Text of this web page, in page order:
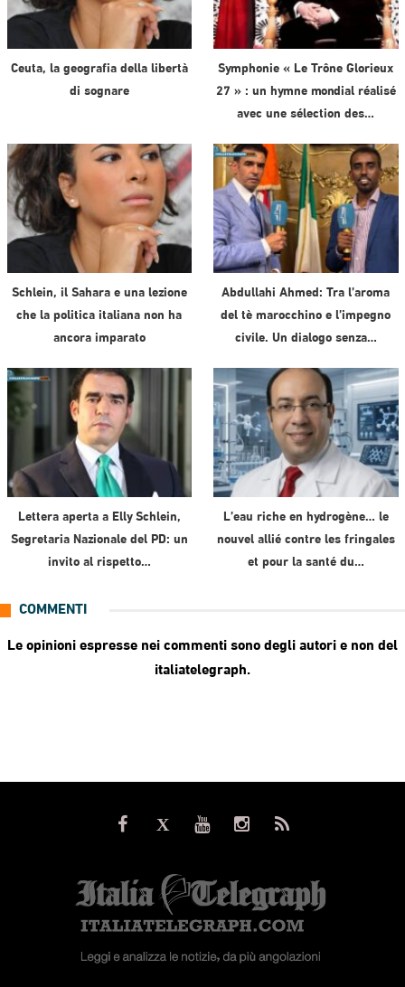
Ceuta, la geografia della libertà
di sognare
Symphonie « Le Trône Glorieux
27 » : un hymne mondial réalisé
avec une sélection des…
Schlein, il Sahara e una lezione
che la politica italiana non ha
ancora imparato
Abdullahi Ahmed: Tra l’aroma
del tè marocchino e l’impegno
civile. Un dialogo senza…
Lettera aperta a Elly Schlein,
Segretaria Nazionale del PD: un
invito al rispetto…
L’eau riche en hydrogène… le
nouvel allié contre les fringales
et pour la santé du…
COMMENTI
Le opinioni espresse nei commenti sono degli autori e non del
italiatelegraph.